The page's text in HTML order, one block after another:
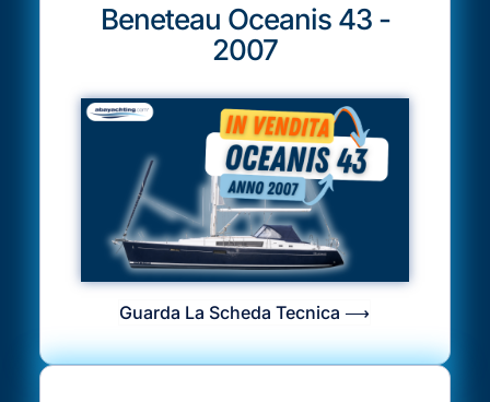
Beneteau Oceanis 43 -
2007
Guarda La Scheda Tecnica ⟶